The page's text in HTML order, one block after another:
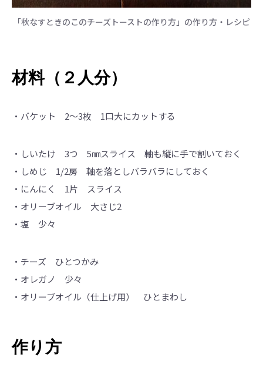
「秋なすときのこのチーズトーストの作り方」の作り方・レシピ
材料（２人分）
・バケット 2～3枚 1口大にカットする
・しいたけ 3つ 5㎜スライス 軸も縦に手で割いておく
・しめじ 1/2房 軸を落としバラバラにしておく
・にんにく 1片 スライス
・オリーブオイル 大さじ2
・塩 少々
・チーズ ひとつかみ
・オレガノ 少々
・オリーブオイル（仕上げ用） ひとまわし
作り方